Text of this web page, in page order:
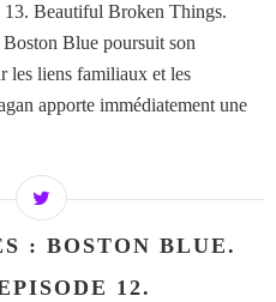
Beautiful Broken Things.
Blue poursuit son
les liens familiaux et les
apporte immédiatement une
: BOSTON BLUE.
12.